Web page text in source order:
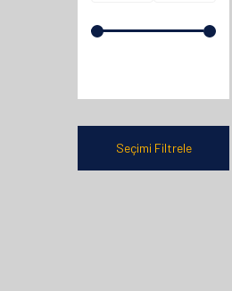
Seçimi Filtrele